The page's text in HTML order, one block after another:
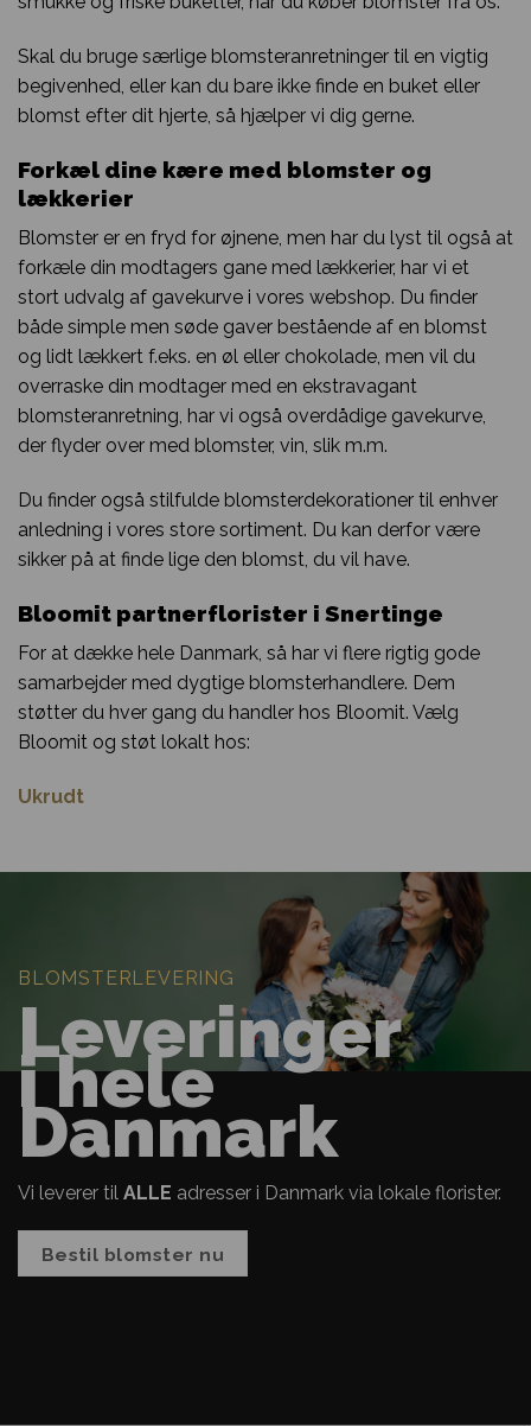
Skal du bruge særlige blomsteranretninger til en vigtig
begivenhed, eller kan du bare ikke finde en buket eller
blomst efter dit hjerte, så hjælper vi dig gerne.
Forkæl dine kære med blomster og
lækkerier
Blomster er en fryd for øjnene, men har du lyst til også at
forkæle din modtagers gane med lækkerier, har vi et
stort udvalg af gavekurve i vores webshop. Du finder
både simple men søde gaver bestående af en blomst
og lidt lækkert f.eks. en øl eller chokolade, men vil du
overraske din modtager med en ekstravagant
blomsteranretning, har vi også overdådige gavekurve,
der flyder over med blomster, vin, slik m.m.
Du finder også stilfulde blomsterdekorationer til enhver
anledning i vores store sortiment. Du kan derfor være
sikker på at finde lige den blomst, du vil have.
Bloomit partnerflorister i Snertinge
For at dække hele Danmark, så har vi flere rigtig gode
samarbejder med dygtige blomsterhandlere. Dem
støtter du hver gang du handler hos Bloomit. Vælg
Bloomit og støt lokalt hos:
Ukrudt
BLOMSTERLEVERING
Leveringer
i hele
Danmark
Vi leverer til ALLE adresser i Danmark via lokale florister.
Bestil blomster nu